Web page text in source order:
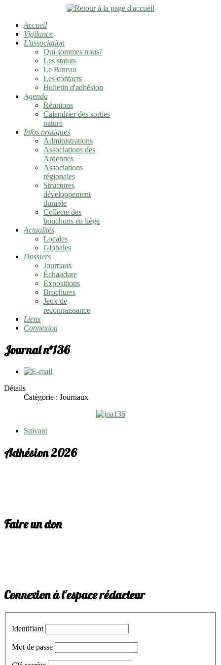
Accueil
Vigilance
L'association
Qui sommes nous?
Les statuts
Le Bureau
Les contacts
Bulletin d'adhésion
Agenda
Réunions
Calendrier des sorties
nature
Infos pratiques
Administrations
Associations des
Ardennes
Associations
régionales
Structures
développement
durable
Collecte des
bouchons en liège
Actualités
Locales
Globales
Dossiers
Journaux
Échaudure
Expositions
Brochures
Jeux de
reconnaissance
Liens
Connexion
Journal n°136
Détails
Catégorie : Journaux
Suivant
Adhésion 2026
Faire un don
Connexion à l'espace rédacteur
Identifiant
Mot de passe